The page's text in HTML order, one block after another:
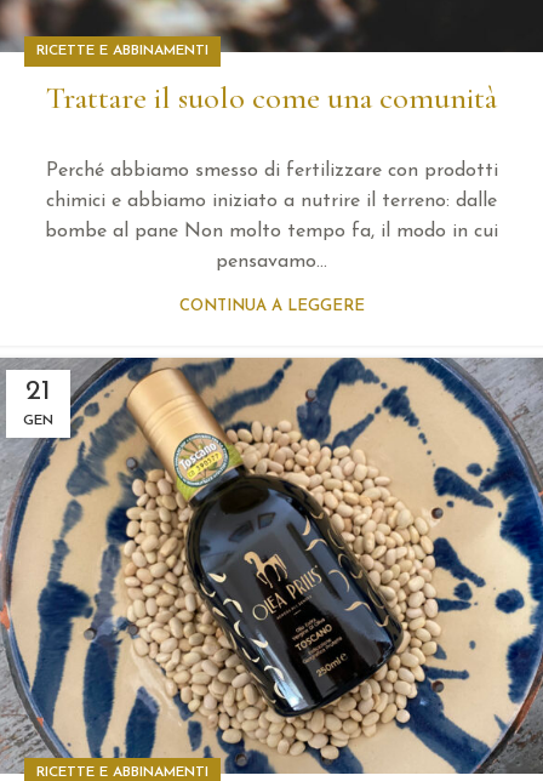
RICETTE E ABBINAMENTI
Trattare il suolo come una comunità
Perché abbiamo smesso di fertilizzare con prodotti
chimici e abbiamo iniziato a nutrire il terreno: dalle
bombe al pane Non molto tempo fa, il modo in cui
pensavamo...
CONTINUA A LEGGERE
21
GEN
RICETTE E ABBINAMENTI